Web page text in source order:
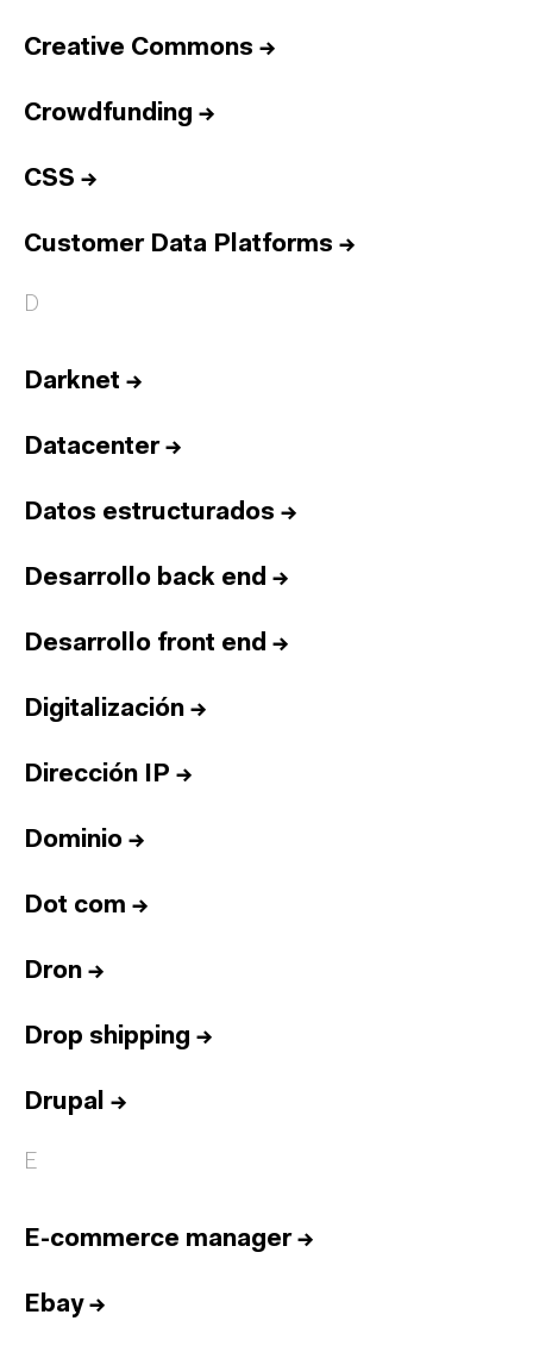
Creative Commons →
Crowdfunding →
CSS →
Customer Data Platforms →
D
Darknet →
Datacenter→
Datos estructurados →
Desarrollo back end →
Desarrollo front end →
Digitalización →
Dirección IP →
Dominio →
Dot com →
Dron →
Drop shipping →
Drupal →
E
E-commerce manager→
Ebay→